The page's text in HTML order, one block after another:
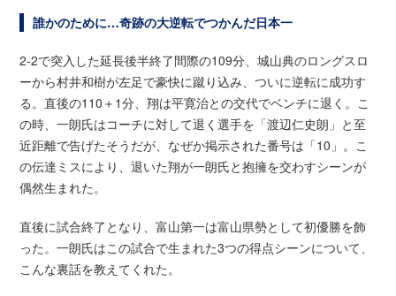
誰かのために…奇跡の大逆転でつかんだ日本一
2-2で突入した延長後半終了間際の109分、城山典のロングスロ
ーから村井和樹が左足で豪快に蹴り込み、ついに逆転に成功す
る。直後の110＋1分、翔は平寛治との交代でベンチに退く。こ
の時、一朗氏はコーチに対して退く選手を「渡辺仁史朗」と至
近距離で告げたそうだが、なぜか掲示された番号は「10」。こ
の伝達ミスにより、退いた翔が一朗氏と抱擁を交わすシーンが
偶然生まれた。
直後に試合終了となり、富山第一は富山県勢として初優勝を飾
った。一朗氏はこの試合で生まれた3つの得点シーンについて、
こんな裏話を教えてくれた。